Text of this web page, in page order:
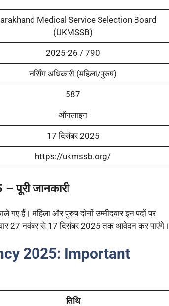
Medical Service Selection Board
(UKMSSB)
2025-26 / 790
नर्सिंग अधिकारी (महिला/पुरुष)
587
ऑनलाइन
17 दिसंबर 2025
https://ukmssb.org/
जानकारी
गए हैं। महिला और पुरुष दोनों उम्मीदवार इन पदों पर
27 नवंबर से 17 दिसंबर 2025 तक आवेदन कर पाएंगे।
2025: Important
तिथि